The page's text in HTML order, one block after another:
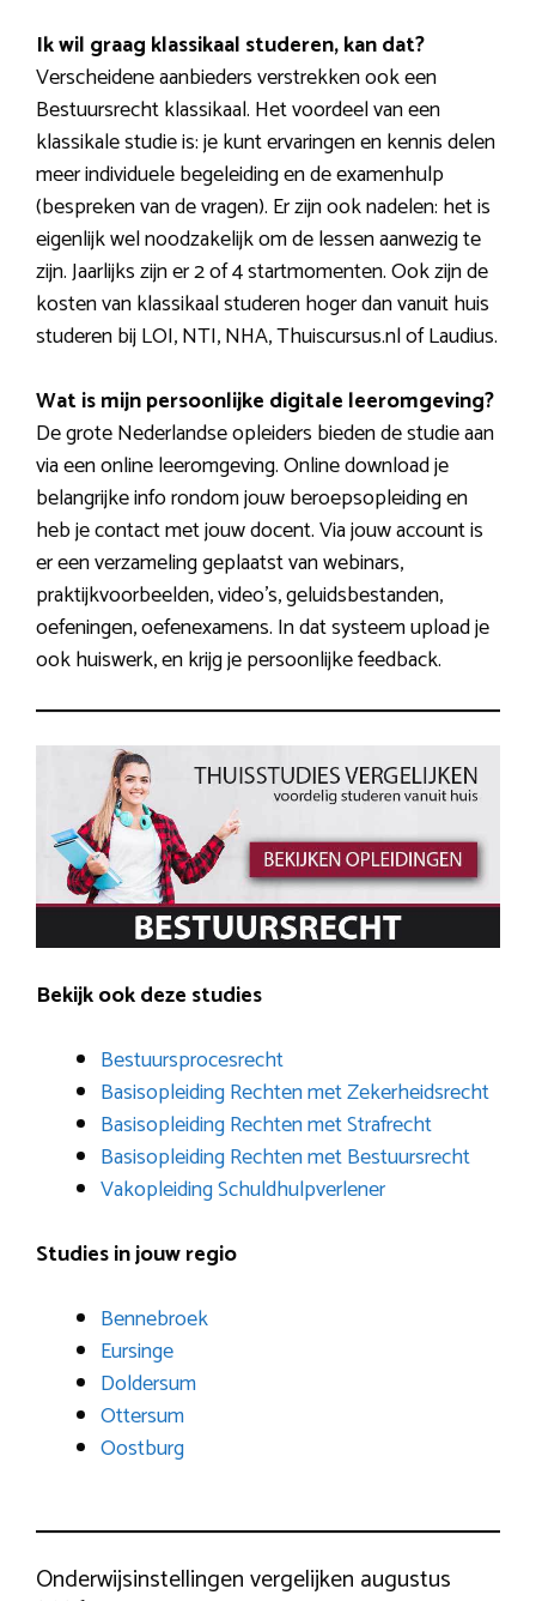
Ik wil graag klassikaal studeren, kan dat?
Verscheidene aanbieders verstrekken ook een
Bestuursrecht klassikaal. Het voordeel van een
klassikale studie is: je kunt ervaringen en kennis delen
meer individuele begeleiding en de examenhulp
(bespreken van de vragen). Er zijn ook nadelen: het is
eigenlijk wel noodzakelijk om de lessen aanwezig te
zijn. Jaarlijks zijn er 2 of 4 startmomenten. Ook zijn de
kosten van klassikaal studeren hoger dan vanuit huis
studeren bij LOI, NTI, NHA, Thuiscursus.nl of Laudius.
Wat is mijn persoonlijke digitale leeromgeving?
De grote Nederlandse opleiders bieden de studie aan
via een online leeromgeving. Online download je
belangrijke info rondom jouw beroepsopleiding en
heb je contact met jouw docent. Via jouw account is
er een verzameling geplaatst van webinars,
praktijkvoorbeelden, video’s, geluidsbestanden,
oefeningen, oefenexamens. In dat systeem upload je
ook huiswerk, en krijg je persoonlijke feedback.
Bekijk ook deze studies
Bestuursprocesrecht
Basisopleiding Rechten met Zekerheidsrecht
Basisopleiding Rechten met Strafrecht
Basisopleiding Rechten met Bestuursrecht
Vakopleiding Schuldhulpverlener
Studies in jouw regio
Bennebroek
Eursinge
Doldersum
Ottersum
Oostburg
Onderwijsinstellingen vergelijken augustus